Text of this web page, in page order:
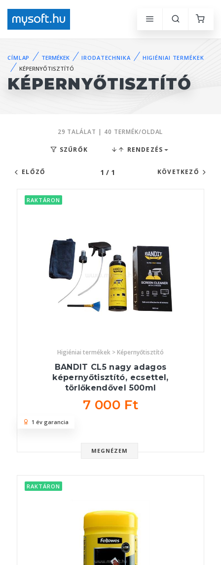
CÍMLAP TERMÉKEK IRODATECHNIKA
HIGIÉNIAI TERMÉKEK
KÉPERNYŐTISZTÍTÓ
KÉPERNYŐTISZTÍTÓ
29 TALÁLAT | 40 TERMÉK/OLDAL
SZŰRŐK RENDEZÉS
ELŐZŐ 1 / 1 KÖVETKEZŐ
RAKTÁRON
Higiéniai termékek > Képernyőtisztító
BANDIT CL5 nagy adagos
képernyőtisztító, ecsettel,
törlőkendővel 500ml
7 000 Ft
MEGNÉZEM
1 év garancia
RAKTÁRON